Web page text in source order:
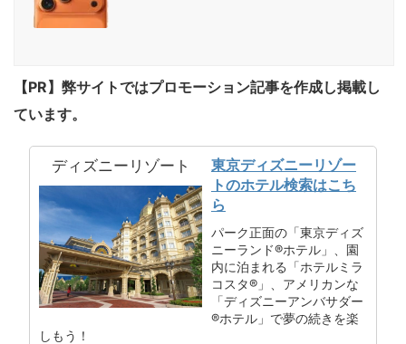
【PR】弊サイトではプロモーション記事を作成し掲載し
ています。
ディズニーリゾート
東京ディズニーリゾー
トのホテル検索はこち
ら
パーク正面の「東京ディズ
ニーランド®ホテル」、園
内に泊まれる「ホテルミラ
コスタ®」、アメリカンな
「ディズニーアンバサダー
®ホテル」で夢の続きを楽
しもう！